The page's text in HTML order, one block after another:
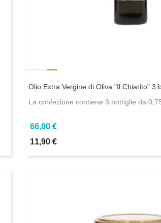
Olio Extra Vergine di Oliva "Il Chiarito" 3
La confezione contiene 3 bottiglie da
66,00 €
11,90 €